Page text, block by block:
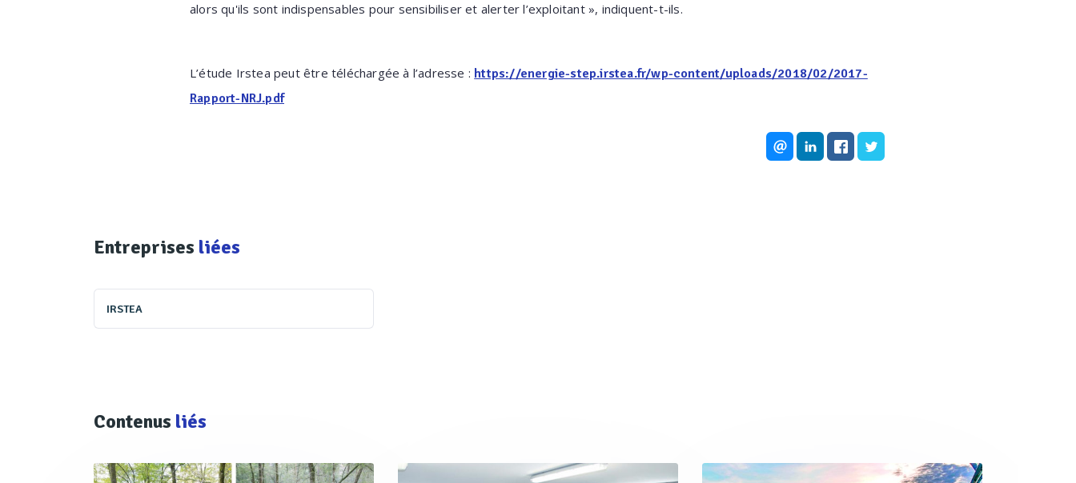
alors qu'ils sont indispensables pour sensibiliser et alerter l’exploitant », indiquent-t-ils.
L’étude Irstea peut être téléchargée à l’adresse : https://energie-step.irstea.fr/wp-content/uploads/2018/02/2017-
Rapport-NRJ.pdf
Entreprises liées
IRSTEA
Contenus liés